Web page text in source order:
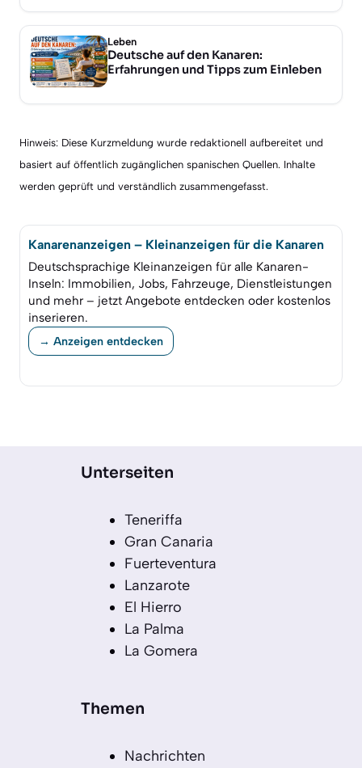
Leben
Deutsche auf den Kanaren:
Erfahrungen und Tipps zum Einleben
Hinweis: Diese Kurzmeldung wurde redaktionell aufbereitet und
basiert auf öffentlich zugänglichen spanischen Quellen. Inhalte
werden geprüft und verständlich zusammengefasst.
Kanarenanzeigen – Kleinanzeigen für die Kanaren
Deutschsprachige Kleinanzeigen für alle Kanaren-
Inseln: Immobilien, Jobs, Fahrzeuge, Dienstleistungen
und mehr – jetzt Angebote entdecken oder kostenlos
inserieren.
→ Anzeigen entdecken
Unterseiten
Teneriffa
Gran Canaria
Fuerteventura
Lanzarote
El Hierro
La Palma
La Gomera
Themen
Nachrichten